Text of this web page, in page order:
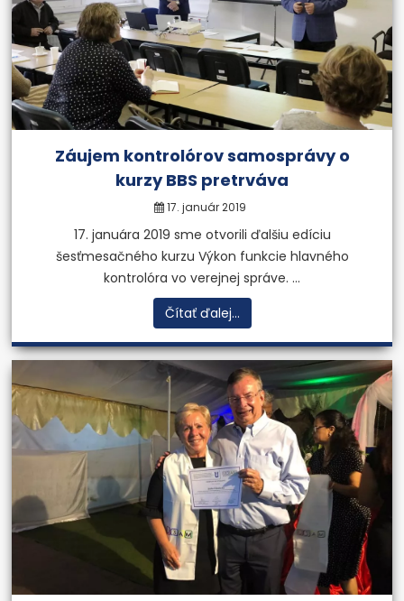
Záujem kontrolórov samosprávy o
kurzy BBS pretrváva
17. január 2019
17. januára 2019 sme otvorili ďalšiu edíciu
šesťmesačného kurzu Výkon funkcie hlavného
kontrolóra vo verejnej správe. ...
Čítať ďalej...